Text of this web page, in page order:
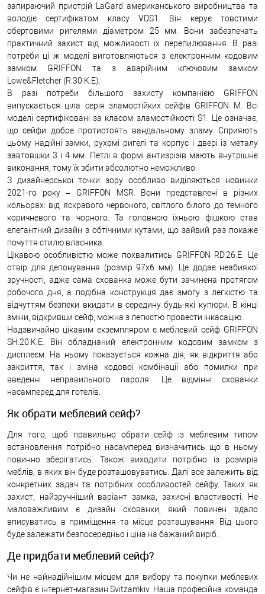
запираючий пристрій LaGard американського виробництва та
володіє сертифікатом класу VDS1. Він керує товстими
обертовими ригелями діаметром 25 мм. Вони забезпечать
практичний захист від можливості їх перепилювання. В разі
потреби ці ж моделі виготовляються з електронним кодовим
замком GRIFFON та з аварійним ключовим замком
Lowe&Fletcher (R.30.K.E).
В разі потреби більшого захисту компанією GRIFFON
випускається ціла серія зламостійких сейфів GRIFFON M. Всі
моделі сертифіковані за класом зламостійкості S1. Це означає,
що сейфи добре протистоять вандальному зламу. Сприяють
цьому надійні замки, рухомі ригелі та корпус і двері із металу
завтовшки 3 і 4 мм. Петлі в формі антизрізів мають внутрішнє
виконання, тому їх збити абсолютно неможливо.
З дизайнерської точки зору особливо виділяються новинки
2021-го року – GRIFFON MSR. Вони представлені в різних
кольорах: від яскравого червоного, світлого білого до темного
коричневого та чорного. Та головною їхньою фішкою став
елегантний дизайн з обтічними кутами, що зайвий раз покаже
почуття стилю власника.
Цікавою особливістю може похвалитись GRIFFON RD.26.E. Це
отвір для депонування (розмір 97х6 мм). Це додає неабиякої
зручності, адже сама схованка може бути зачинена протягом
робочого дня, а подібна конструкція дає змогу з легкістю та
відчуттям безпеки вкидати в середину будь-які купюри. В кінці
зміни, відкривши сейф, можна з легкістю провести інкасацію.
Надзвичайно цікавим екземпляром є меблевий сейф GRIFFON
SH.20.K.E. Він обладнаний електронним кодовим замком з
дисплеєм. На ньому показується кожна дія, як відкриття або
закриття, так і зміна кодової комбінації або помилки при
введенні неправильного пароля. Це відмінні схованки
насамперед для готелів.
Як обрати меблевий сейф?
Для того, щоб правильно обрати сейф із меблевим типом
встановлення потрібно насамперед визначитись що в ньому
повинно зберігатись. Також виходити потрібно із розмірів
меблів, в яких він буде розташовуватись. Далі все залежить від
конкретних задач та потрібних особливостей сейфу. Таких як
захист, найзручніший варіант замка, захисні властивості. Не
маловажливим є дизайн схованки, який повинен вдало
вписуватись в приміщення та місце розташування. Від цього
буде залежати безпосередньо і ціна на бажаний виріб.
Де придбати меблевий сейф?
Чи не найнадійнішим місцем для вибору та покупки меблевих
сейфів є інтернет-магазин Svitzamkiv. Наша професійна команда